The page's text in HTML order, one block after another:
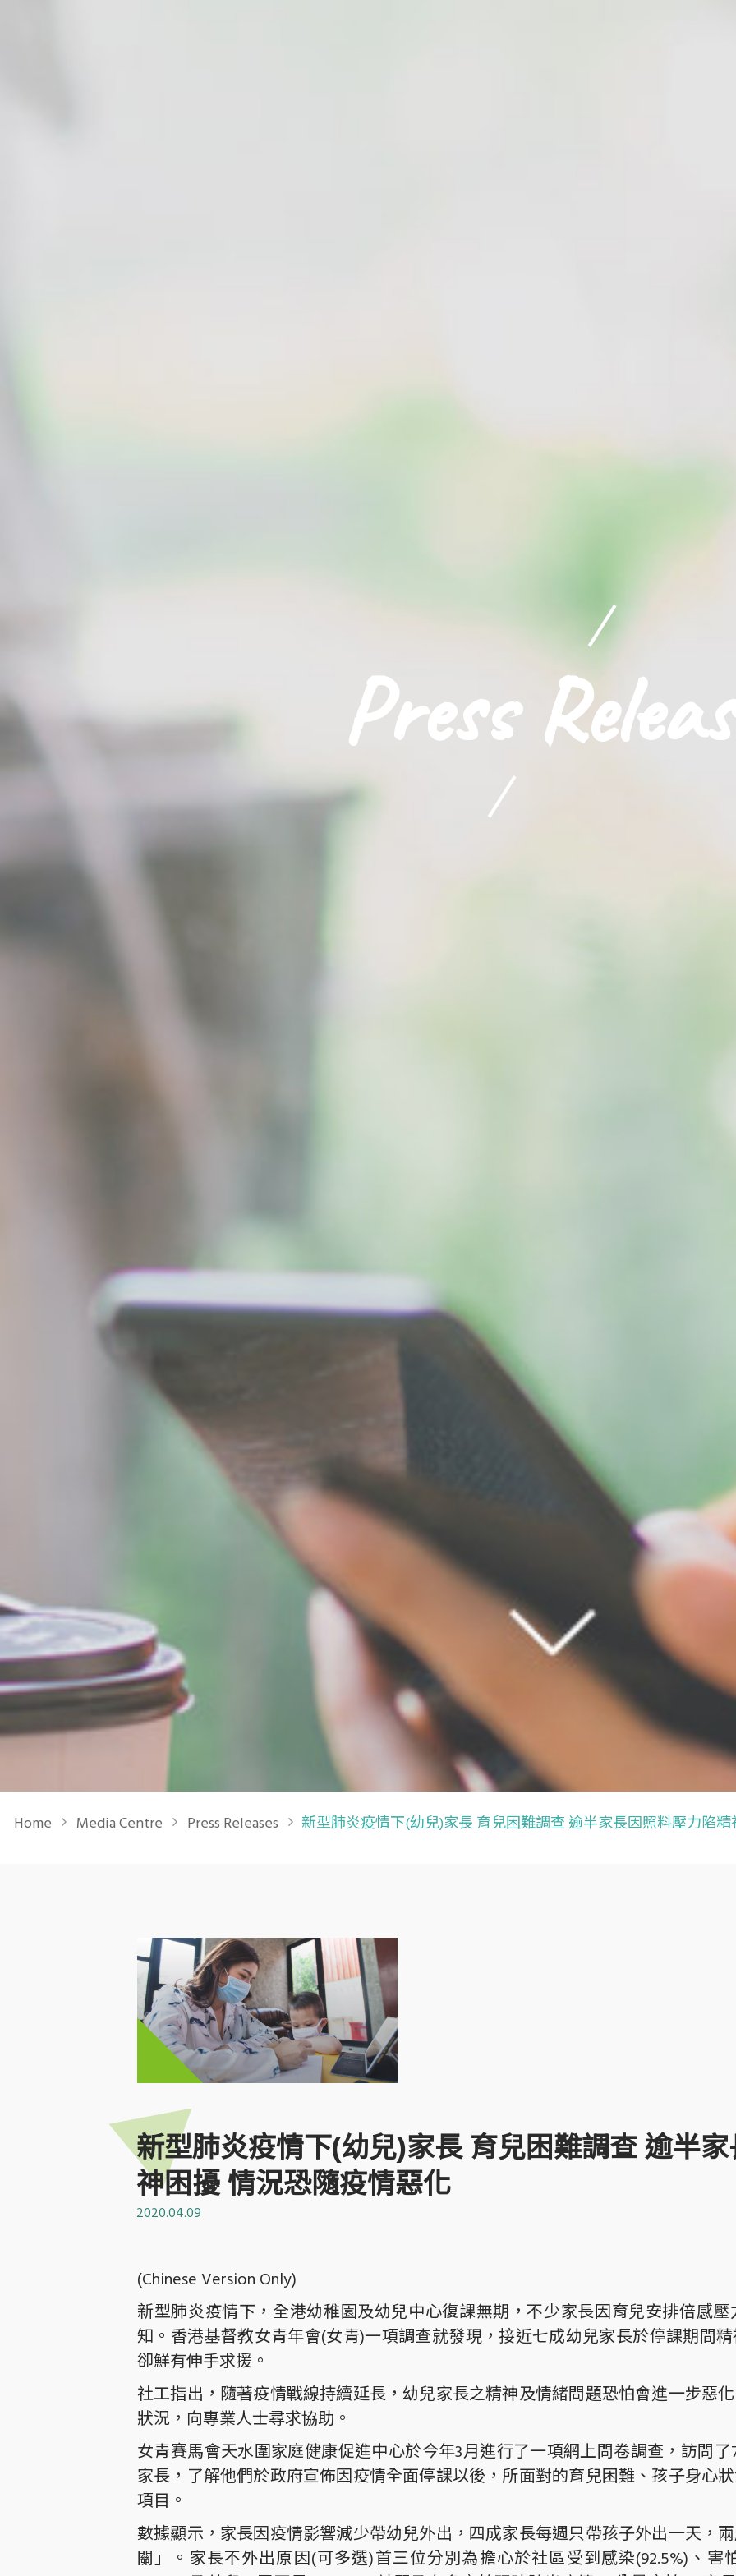
Press
Home Media Centre Press Releases 新型肺炎疫情下(幼兒)家長 育兒困難調查 逾半家長因照料壓力陷
新型肺炎疫情下(幼兒)家長 育兒困難調查 逾半
神困擾 情況恐隨疫情惡化
2020.04.09
(Chinese Version Only)
新型肺炎疫情下，全港幼稚園及幼兒中心復課無期，不少家長因育兒安排倍感
知。香港基督教女青年會(女青)一項調查就發現，接近七成幼兒家長於停課期間
卻鮮有伸手求援。
社工指出，隨著疫情戰線持續延長，幼兒家長之精神及情緒問題恐怕會進一步惡
狀況，向專業人士尋求協助。
女青賽馬會天水圍家庭健康促進中心於今年3月進行了一項網上問卷調查，訪問
家長，了解他們於政府宣佈因疫情全面停課以後，所面對的育兒困難、孩子身心
項目。
數據顯示，家長因疫情影響減少帶幼兒外出，四成家長每週只帶孩子外出一天，
關」。家長不外出原因(可多選)首三位分別為擔心於社區受到感染(92.5%)、